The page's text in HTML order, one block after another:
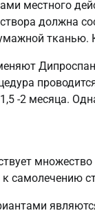
местного
должна
тканью.
-2 месяца.
самолечению